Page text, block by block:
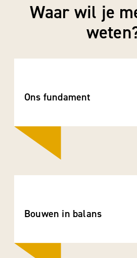
Waar wil je
Ons fundament
Bouwen in balans